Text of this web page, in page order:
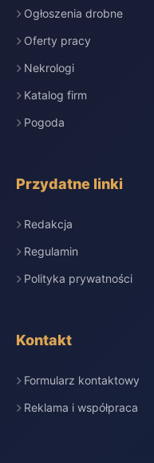
Ogłoszenia drobne
Oferty pracy
Nekrologi
Katalog firm
Pogoda
Przydatne linki
Redakcja
Regulamin
Polityka prywatności
Kontakt
Formularz kontaktowy
Reklama i współpraca